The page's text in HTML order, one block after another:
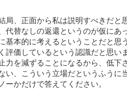
、正面から私は説明すべきだと
代替なしの返還というのが仮にあ
基本的に考えるということだと思
評価しているという認識だと思い
力を減ずることになるから、低下
い、こういう立場だというふうに
ーかだけで答えてください。